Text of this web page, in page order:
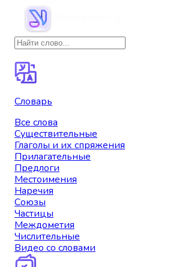
Словарь
Все слова
Существительные
Глаголы и их спряжения
Прилагательные
Предлоги
Местоимения
Наречия
Союзы
Частицы
Междометия
Числительные
Видео со словами